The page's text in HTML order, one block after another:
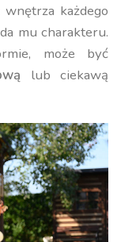
każdego
mu charakteru.
może być
lub ciekawą